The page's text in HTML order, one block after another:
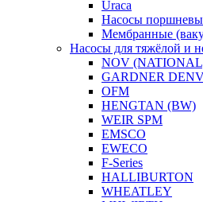
Uraca
Насосы
Мембранные
Насосы для тяжёлой и
NOV
GARDNER
OFM
HENGTAN (BW)
WEIR SPM
EMSCO
EWECO
F-Series
HALLIBURTON
WHEATLEY